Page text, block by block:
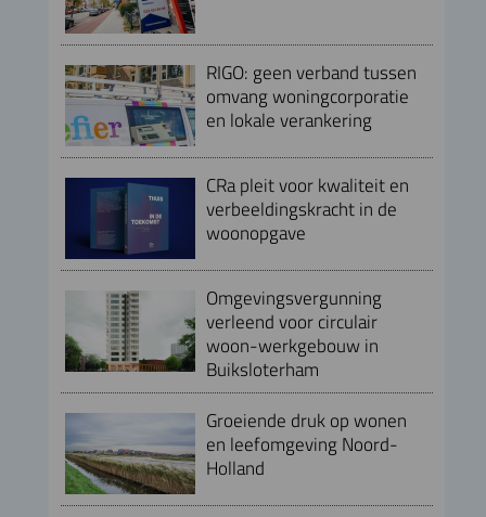
RIGO: geen verband tussen
omvang woningcorporatie
en lokale verankering
CRa pleit voor kwaliteit en
verbeeldingskracht in de
woonopgave
Omgevingsvergunning
verleend voor circulair
woon-werkgebouw in
Buiksloterham
Groeiende druk op wonen
en leefomgeving Noord-
Holland